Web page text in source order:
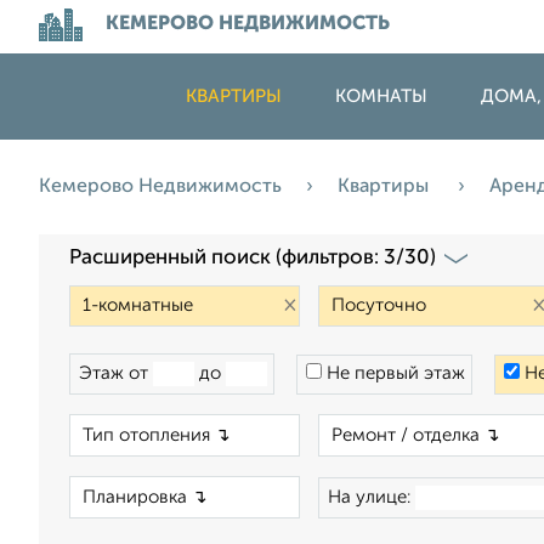
КЕМЕРОВО НЕДВИЖИМОСТЬ
КВАРТИРЫ КОМНАТЫ ДОМА,
Кемерово Недвижимость Квартиры
Расширенный поиск (фильтров: 3/30)
× ×
Этаж от до Не первый этаж
На улице: